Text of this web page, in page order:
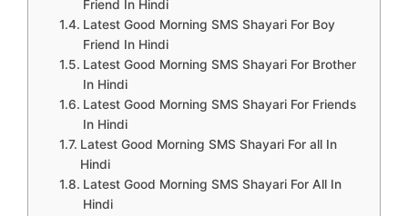
Friend In Hindi
Latest Good Morning SMS Shayari For Boy
Friend In Hindi
Latest Good Morning SMS Shayari For Brother
In Hindi
Latest Good Morning SMS Shayari For Friends
In Hindi
Latest Good Morning SMS Shayari For all In
Hindi
Latest Good Morning SMS Shayari For All In
Hindi